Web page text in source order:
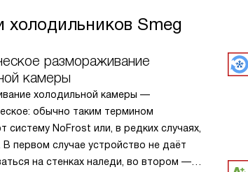
холодильников Smeg
размораживание
камеры
холодильной камеры —
обычно таким термином
систему NoFrost или, в редких случаях,
В первом случае устройство не даёт
на стенках наледи, во втором —